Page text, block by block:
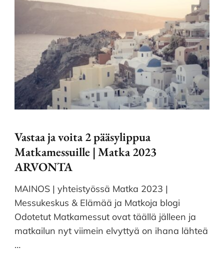
Vastaa ja voita 2 pääsylippua
Matkamessuille | Matka 2023
ARVONTA
MAINOS | yhteistyössä Matka 2023 |
Messukeskus & Elämää ja Matkoja blogi
Odotetut Matkamessut ovat täällä jälleen ja
matkailun nyt viimein elvyttyä on ihana lähteä
…